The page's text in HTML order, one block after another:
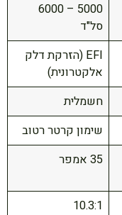
5000 – 6000
סל"ד
EFI (הזרקת דלק
אלקטרונית)
חשמלית
שימון קרטר רטוב
35 אמפר
10.3:1